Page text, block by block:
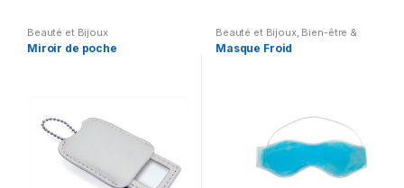
Beauté et Bijoux
Miroir de poche
Beauté et Bijoux, Bien-être &
Santé
Masque Froid